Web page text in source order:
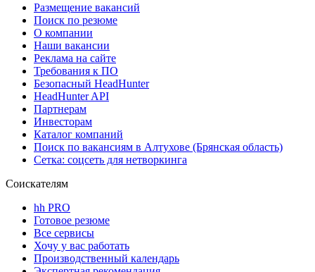
Размещение вакансий
Поиск по резюме
О компании
Наши вакансии
Реклама на сайте
Требования к ПО
Безопасный HeadHunter
HeadHunter API
Партнерам
Инвесторам
Каталог компаний
Поиск по вакансиям в Алтухове (Брянская область)
Сетка: соцсеть для нетворкинга
Соискателям
hh PRO
Готовое резюме
Все сервисы
Хочу у вас работать
Производственный календарь